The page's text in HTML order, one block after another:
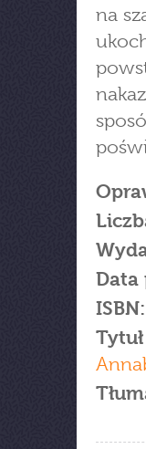
na
Data
ISBN: